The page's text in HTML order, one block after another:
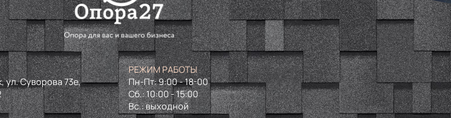
ул. Суворова 73е,
РЕЖИМ РАБОТЫ
Пн-Пт: 9:00 - 18-00
Сб.: 10:00 - 15:00
Вс.: выходной